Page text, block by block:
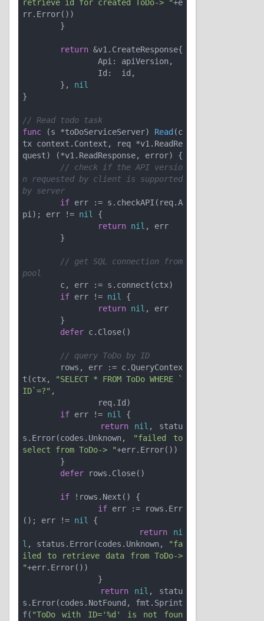
retrieve id for created ToDo-> "+e
rr.Error())
return &v1.CreateResponse{
		Api: apiVersion,
	},
nil
}
// Read todo task
func
(s *toDoServiceServer) Read (c
tx context.Context, req *v1.ReadRe
quest)
(*v1.ReadResponse, error)
{
// check if the API versio
n requested by client is supported
by server
if err := s.checkAPI(req.A
pi); err != nil
{
return nil , err
// get SQL connection from
pool
if err != nil
{
return nil , err
defer c.Close()
// query ToDo by ID
t(ctx,
"SELECT * FROM ToDo WHERE `
ID`=?" ,
if err != nil
{
return
nil , statu
s.Error(codes.Unknown,
"failed to
select from ToDo-> "+err.Error())
defer rows.Close()
if !rows.Next() {
if err := rows.Err
(); err != nil
{
return
ni
l , status.Error(codes.Unknown,
"fa
iled to retrieve data from ToDo->
"+err.Error())
return
nil , statu
s.Error(codes.NotFound, fmt.Sprint
f( "ToDo with ID='%d' is not foun